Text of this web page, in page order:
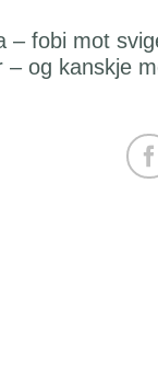
– fobi mot
– og kanskje